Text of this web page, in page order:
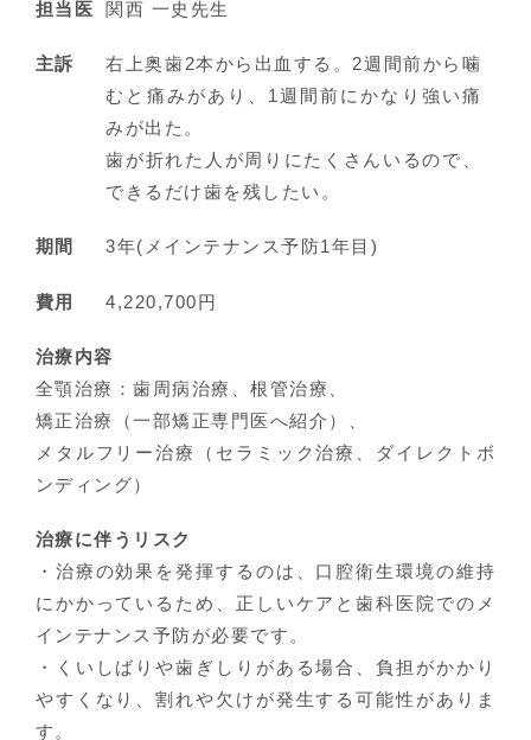
担当医 関西 一史先生
主訴
右上奥歯2本から出血する。2週間前から噛
むと痛みがあり、1週間前にかなり強い痛
みが出た。
歯が折れた人が周りにたくさんいるので、
できるだけ歯を残したい。
期間 3年(メインテナンス予防1年目)
費用 4,220,700円
治療内容
全顎治療：歯周病治療、根管治療、
矯正治療（一部矯正専門医へ紹介）、
メタルフリー治療（セラミック治療、ダイレクトボ
ンディング）
治療に伴うリスク
・治療の効果を発揮するのは、口腔衛生環境の維持
にかかっているため、正しいケアと歯科医院でのメ
インテナンス予防が必要です。
・くいしばりや歯ぎしりがある場合、負担がかかり
やすくなり、割れや欠けが発生する可能性がありま
す。